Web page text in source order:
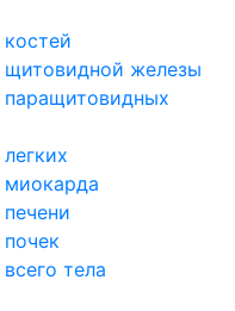
щитовидной железы
миокарда
тела